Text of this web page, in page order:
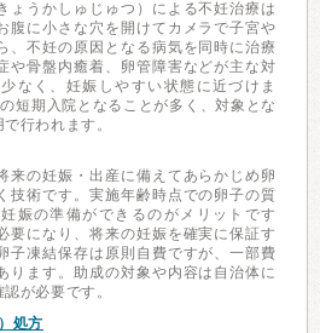
ょうかしゅじゅつ）による不妊治療は
腹に小さな穴を開けてカメラで子宮や
、不妊の原因となる病気を同時に治療
や骨盤内癒着、卵管障害などが主な対
なく、妊娠しやすい状態に近づけま
短期入院となることが多く、対象とな
行われます。
来の妊娠・出産に備えてあらかじめ卵
技術です。実施年齢時点での卵子の質
娠の準備ができるのがメリットです
要になり、将来の妊娠を確実に保証す
子凍結保存は原則自費ですが、一部費
ります。助成の対象や内容は自治体に
が必要です。
処方